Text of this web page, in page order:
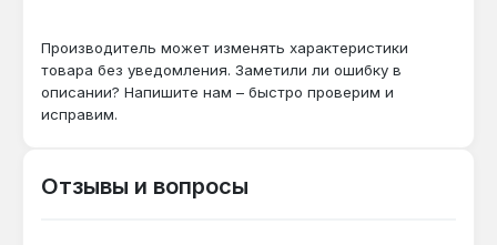
Как часто нужно чистить золу?
При регулярной эксплуатации на угле очистка
снижает частоту обслуживания.
Производитель может изменять характеристики
товара без уведомления. Заметили ли ошибку в
описании? Напишите нам – быстро проверим и
исправим.
Отзывы и вопросы